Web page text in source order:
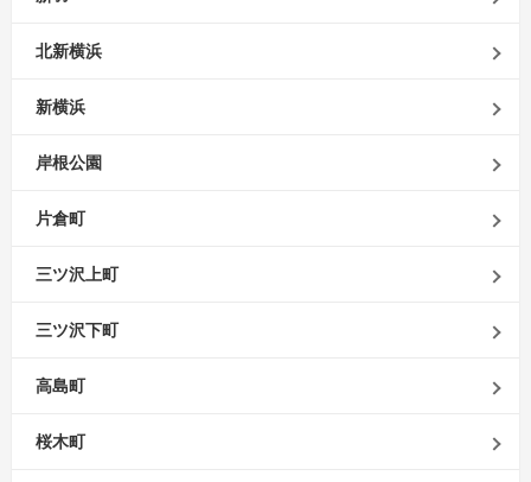
北新横浜
新横浜
岸根公園
片倉町
三ツ沢上町
三ツ沢下町
高島町
桜木町